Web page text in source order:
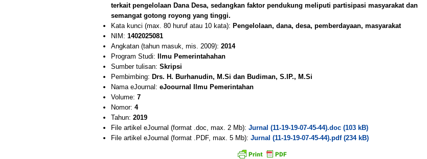
terkait pengelolaan Dana Desa, sedangkan faktor pendukung meliputi partisipasi masyarakat dan
semangat gotong royong yang tinggi.
Kata kunci (max. 80 huruf atau 10 kata): Pengelolaan, dana, desa, pemberdayaan, masyarakat
NIM: 1402025081
Angkatan (tahun masuk, mis. 2009): 2014
Program Studi:
Ilmu Pemerintahahan
Sumber tulisan: Skripsi
Pembimbing: Drs. H. Burhanudin, M.Si dan Budiman, S.IP., M.Si
Nama eJournal: eJoournal Ilmu Pemerintahan
Volume: 7
Nomor: 4
Tahun: 2019
File artikel eJournal (format .doc, max. 2 Mb): Jurnal (11-19-19-07-45-44).doc (103 kB)
File artikel eJournal (format .PDF, max. 5 Mb): Jurnal (11-19-19-07-45-44).pdf (234 kB)